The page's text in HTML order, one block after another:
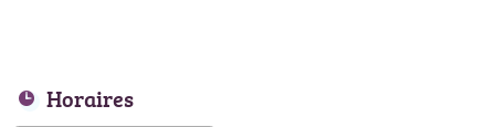
Horaires